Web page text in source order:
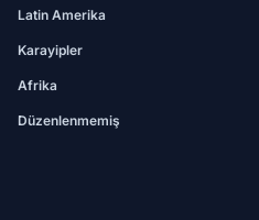
Latin Amerika
Karayipler
Afrika
Düzenlenmemiş